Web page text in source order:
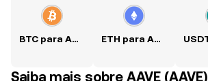
BTC para ANG ETH para ANG
Saiba mais sobre AAVE (AAVE)